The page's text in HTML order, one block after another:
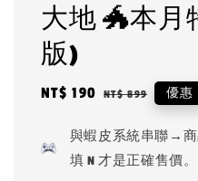
大地 🐲本月
版)
Sale
NT$ 190 Regular
NT$ 899 優惠
與蝦皮系統串聯→商
填 N 才是正確售價。